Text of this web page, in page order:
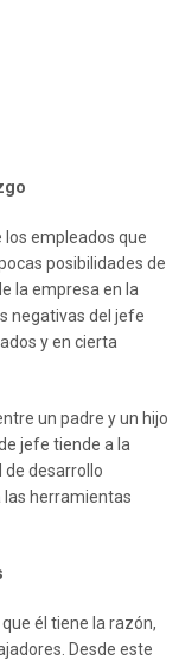
los empleados que
posibilidades de
la empresa en la
negativas del jefe
y en cierta
un padre y un hijo
jefe tiende a la
de desarrollo
las herramientas
él tiene la razón,
Desde este